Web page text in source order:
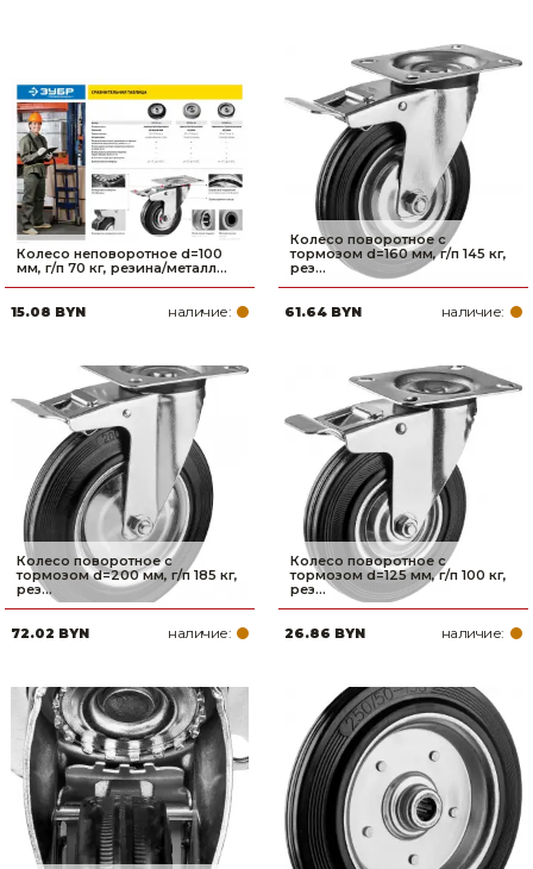
Колесо неповоротное d=100
мм, г/п 70 кг, резина/металл...
15.08 BYN наличие:
Колесо поворотное c
тормозом d=160 мм, г/п 145 кг,
рез...
61.64 BYN наличие:
Колесо поворотное c
тормозом d=200 мм, г/п 185 кг,
рез...
72.02 BYN наличие:
Колесо поворотное c
тормозом d=125 мм, г/п 100 кг,
рез...
26.86 BYN наличие: